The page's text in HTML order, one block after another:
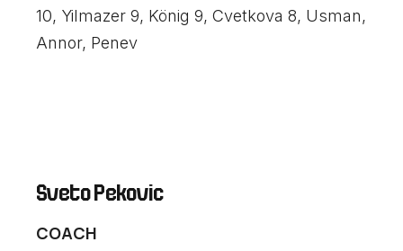
10, Yilmazer 9, König 9, Cvetkova 8, Usman,
Annor, Penev
Sveto Pekovic
COACH